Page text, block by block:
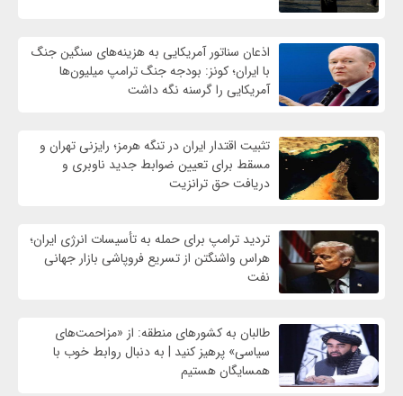
اذعان سناتور آمریکایی به هزینه‌های سنگین جنگ
با ایران؛ کونز: بودجه جنگ ترامپ میلیون‌ها
آمریکایی را گرسنه نگه داشت
تثبیت اقتدار ایران در تنگه هرمز؛ رایزنی تهران و
مسقط برای تعیین ضوابط جدید ناوبری و
دریافت حق ترانزیت
تردید ترامپ برای حمله به تأسیسات انرژی ایران؛
هراس واشنگتن از تسریع فروپاشی بازار جهانی
نفت
طالبان به کشورهای منطقه: از «مزاحمت‌های
سیاسی» پرهیز کنید | به دنبال روابط خوب با
همسایگان هستیم